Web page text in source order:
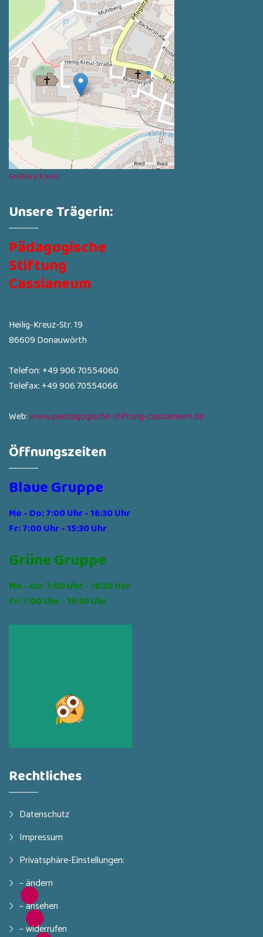
Größere Karte
Unsere Trägerin:
Pädagogische
Stiftung
Cassianeum
Heilig-Kreuz-Str. 19
86609 Donauwörth
Telefon: +49 906 70554060
Telefax: +49 906 70554066
Web:www.paedagogische-stiftung-cassianeum.de
Öffnungszeiten
Blaue Gruppe
Mo - Do: 7:00 Uhr - 16:30 Uhr
Fr: 7:00 Uhr - 15:30 Uhr
Grüne Gruppe
Mo - Do: 7:00 Uhr - 16:30 Uhr
Fr: 7:00 Uhr - 15:30 Uhr
Rechtliches
Datenschutz
Impressum
Privatsphäre-Einstellungen:
– ändern
– ansehen
– widerrufen